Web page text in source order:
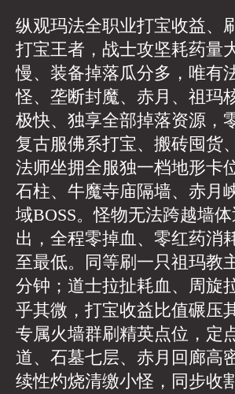
纵观玛法全职业打宝收益、
打宝王者，战士攻坚耗药量
慢、装备掉落瓜分多，唯有
怪、垄断封魔、赤月、祖玛
极快、独享全部掉落资源，
复古服佛系打宝、搬砖囤货
法师坐拥全服独一档地形卡
石柱、牛魔寺庙隔墙、赤月
域BOSS。怪物无法跨越墙
出，全程零掉血、零红药消
至最低。同等刷一只祖玛教
分钟；道士拉扯耗血、周旋
乎其微，打宝收益比值碾压
专属火墙群刷精英点位，定
道、石墓七层、赤月回廊高
续性灼烧清缴小怪，同步收